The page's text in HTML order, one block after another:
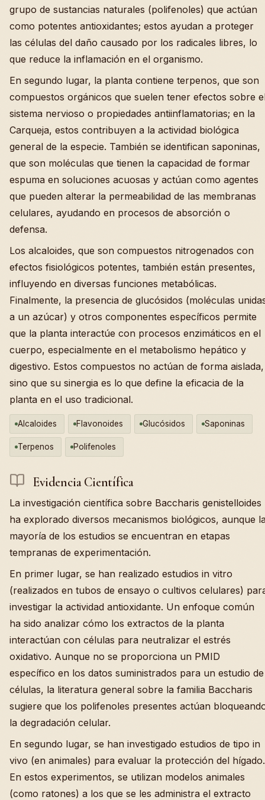
grupo de sustancias naturales (polifenoles) que actúan
como potentes antioxidantes; estos ayudan a proteger
las células del daño causado por los radicales libres, lo
que reduce la inflamación en el organismo.
En segundo lugar, la planta contiene terpenos, que son
compuestos orgánicos que suelen tener efectos sobre
sistema nervioso o propiedades antiinflamatorias; en la
Carqueja, estos contribuyen a la actividad biológica
general de la especie. También se identifican saponinas,
que son moléculas que tienen la capacidad de formar
espuma en soluciones acuosas y actúan como agentes
que pueden alterar la permeabilidad de las membranas
celulares, ayudando en procesos de absorción o
defensa.
Los alcaloides, que son compuestos nitrogenados con
efectos fisiológicos potentes, también están presentes,
influyendo en diversas funciones metabólicas.
Finalmente, la presencia de glucósidos (moléculas
a un azúcar) y otros componentes específicos permite
que la planta interactúe con procesos enzimáticos en el
cuerpo, especialmente en el metabolismo hepático y
digestivo. Estos compuestos no actúan de forma aislada,
sino que su sinergia es lo que define la eficacia de la
planta en el uso tradicional.
Alcaloides Flavonoides Glucósidos Saponinas
Terpenos Polifenoles
Evidencia Científica
La investigación científica sobre Baccharis genistelloides
ha explorado diversos mecanismos biológicos, aunque
mayoría de los estudios se encuentran en etapas
tempranas de experimentación.
En primer lugar, se han realizado estudios in vitro
(realizados en tubos de ensayo o cultivos celulares)
investigar la actividad antioxidante. Un enfoque común
ha sido analizar cómo los extractos de la planta
interactúan con células para neutralizar el estrés
oxidativo. Aunque no se proporciona un PMID
específico en los datos suministrados para un estudio de
células, la literatura general sobre la familia Baccharis
sugiere que los polifenoles presentes actúan
la degradación celular.
En segundo lugar, se han investigado estudios de tipo in
vivo (en animales) para evaluar la protección del hígado.
En estos experimentos, se utilizan modelos animales
(como ratones) a los que se les administra el extracto